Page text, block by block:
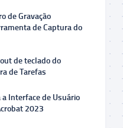
de Gravação
de Captura do
de teclado do
de Tarefas
Interface de Usuário
2023